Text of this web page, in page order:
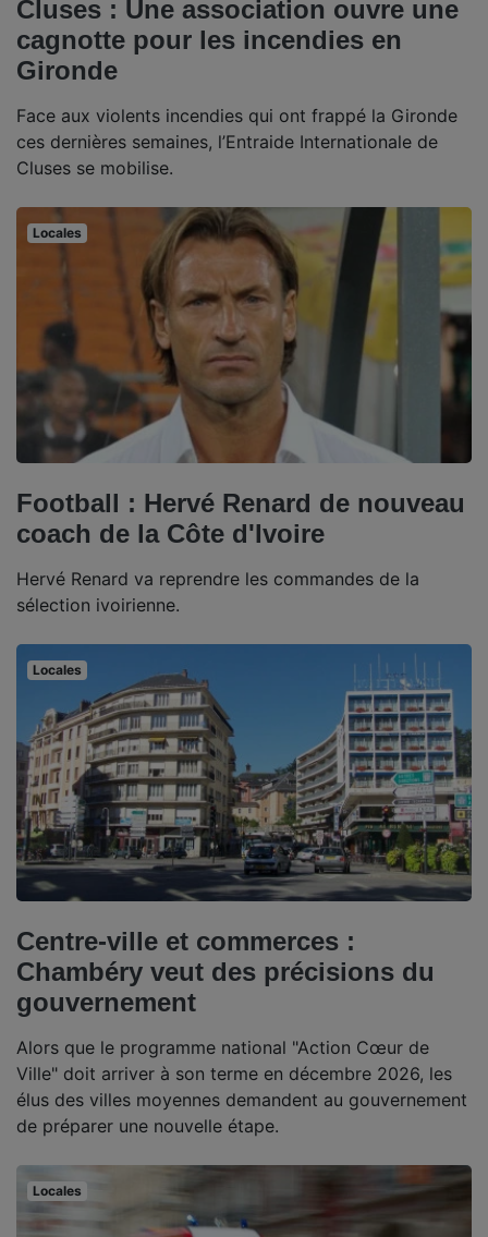
Cluses : Une association ouvre une
cagnotte pour les incendies en
Gironde
Face aux violents incendies qui ont frappé la Gironde
ces dernières semaines, l’Entraide Internationale de
Cluses se mobilise.
Locales
Football : Hervé Renard de nouveau
coach de la Côte d'Ivoire
Hervé Renard va reprendre les commandes de la
sélection ivoirienne.
Locales
Centre-ville et commerces :
Chambéry veut des précisions du
gouvernement
Alors que le programme national "Action Cœur de
Ville" doit arriver à son terme en décembre 2026, les
élus des villes moyennes demandent au gouvernement
de préparer une nouvelle étape.
Locales